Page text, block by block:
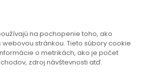
na pochopenie toho, ako
stránkou. Tieto súbory cookie
o metrikách, ako je počet
zdroj návštevnosti atď.